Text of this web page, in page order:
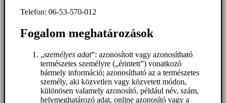
Telefon: 06-53-570-012
Fogalom meghatározások
„személyes adat”: azonosított vagy azonosítható
természetes személyre („érintett”) vonatkozó
bármely információ; azonosítható az a természetes
személy, aki közvetlen vagy közvetett módon,
különösen valamely azonosító, például név, szám,
helymeghatározó adat, online azonosító vagy a